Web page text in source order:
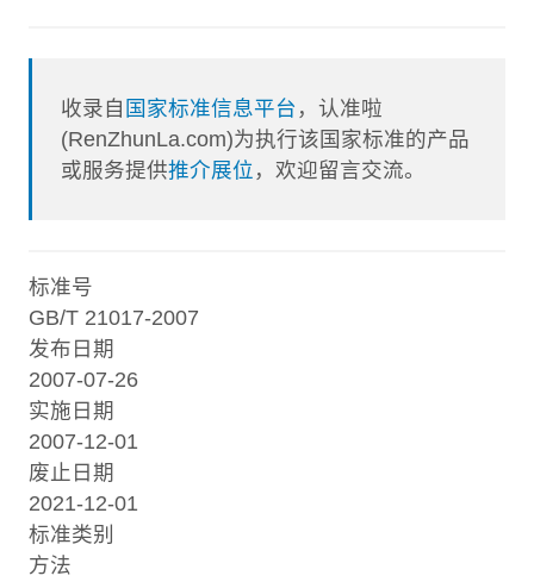
收录自 国家标准信息平台 ，认准啦
(RenZhunLa.com)为执行该国家标准的产品
或服务提供推介展位 ，欢迎留言交流。
标准号
GB/T 21017-2007
发布日期
2007-07-26
实施日期
2007-12-01
废止日期
2021-12-01
标准类别
方法